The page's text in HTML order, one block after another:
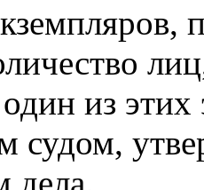
из
судом,
дела.